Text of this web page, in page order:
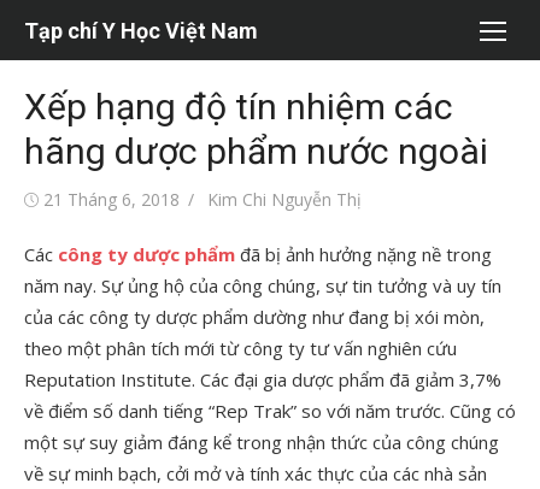
dung
Tạp chí Y Học Việt Nam
Xếp hạng độ tín nhiệm các
hãng dược phẩm nước ngoài
Đăng21 Tháng 6, 2018
Tác
Kim Chi Nguyễn Thị
Các công ty dược phẩm đã bị ảnh hưởng nặng nề trong
năm nay. Sự ủng hộ của công chúng, sự tin tưởng và uy tín
của các công ty dược phẩm dường như đang bị xói mòn,
theo một phân tích mới từ công ty tư vấn nghiên cứu
Reputation Institute. Các đại gia dược phẩm đã giảm 3,7%
về điểm số danh tiếng “Rep Trak” so với năm trước. Cũng có
một sự suy giảm đáng kể trong nhận thức của công chúng
về sự minh bạch, cởi mở và tính xác thực của các nhà sản